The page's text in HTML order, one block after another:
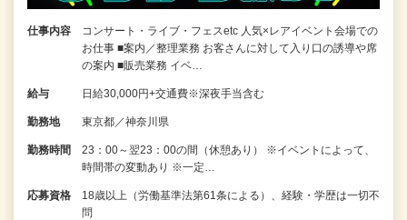
仕事内容
コンサート・ライブ・フェスetc 人気×レアイベント会場での
お仕事 ■案内／整理業務 お客さんに対して入り口の誘導や席
の案内 ■販売業務 イベ…
給与 日給30,000円+交通費※深夜手当含む
勤務地 東京都／神奈川県
勤務時間
23：00～翌23：00の間（休憩あり） ※イベントによって、
時間帯の変動あり ※一定…
応募資格
18歳以上（労働基準法第61条による）、経験・学歴は一切不
問